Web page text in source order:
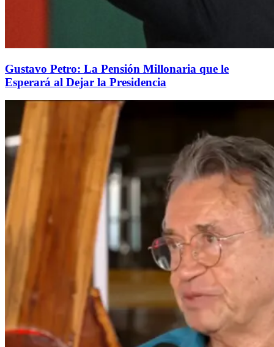
Gustavo Petro: La Pensión Millonaria que le
Esperará al Dejar la Presidencia